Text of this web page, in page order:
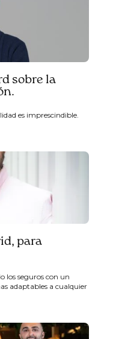
sobre la
es imprescindible.
para
los seguros con un
adaptables a cualquier